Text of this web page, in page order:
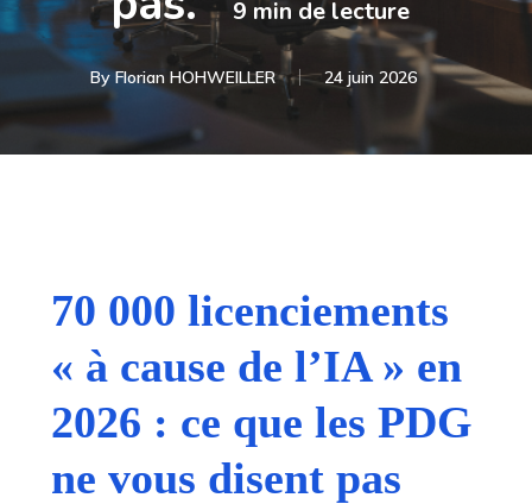
9 min de lecture
By Florian HOHWEILLER 24 juin 2026
70 000 licenciements
« à cause de l’IA » en
2026 : ce que les PDG
ne vous disent pas